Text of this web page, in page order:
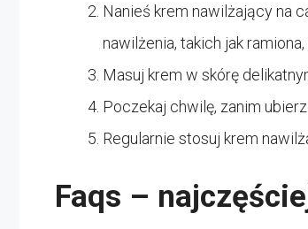
Nanieś krem nawilżający na
nawilżenia, takich jak
Masuj krem w skórę
Poczekaj chwilę, zanim
Regularnie stosuj krem
Faqs –